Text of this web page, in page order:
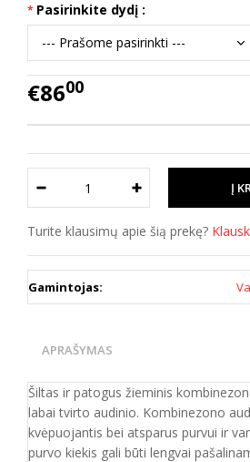
Pasirinkite dydį :
€8600
Turite klausimų apie šią prekę?
Gamintojas:
APRAŠYMAS
Šiltas ir patogus žieminis
labai tvirto audinio. Kombinezono
kvėpuojantis bei atsparus purvui ir
purvo kiekis gali būti lengvai